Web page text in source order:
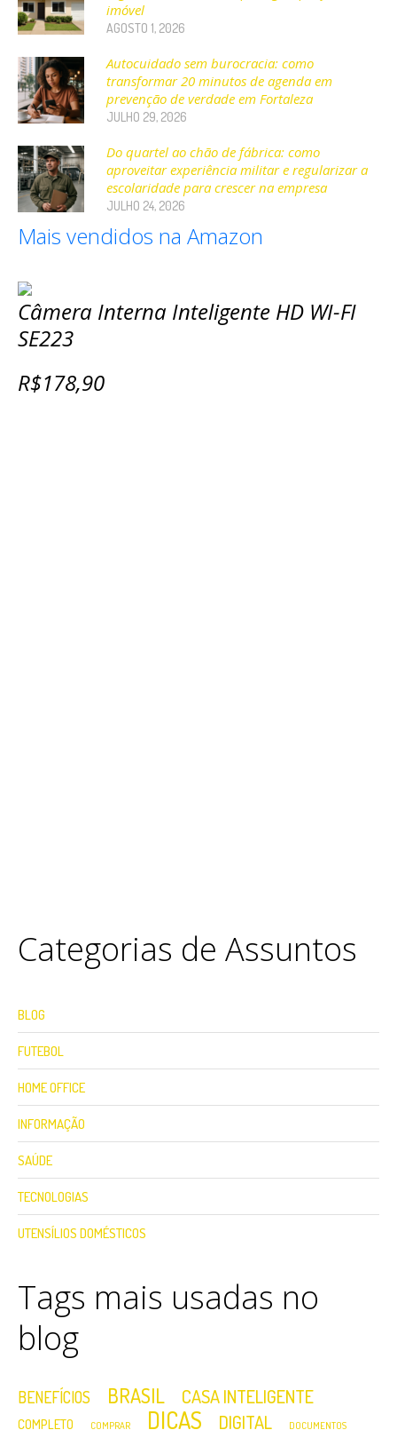
imóvel
AGOSTO 1, 2026
Autocuidado sem burocracia: como
transformar 20 minutos de agenda em
prevenção de verdade em Fortaleza
JULHO 29, 2026
Do quartel ao chão de fábrica: como
aproveitar experiência militar e regularizar a
escolaridade para crescer na empresa
JULHO 24, 2026
Mais vendidos na Amazon
Câmera Interna Inteligente HD WI-FI
SE223
R$178,90
Categorias de Assuntos
BLOG
FUTEBOL
HOME OFFICE
INFORMAÇÃO
SAÚDE
TECNOLOGIAS
UTENSÍLIOS DOMÉSTICOS
Tags mais usadas no
blog
BENEFÍCIOS BRASIL CASA INTELIGENTE
COMPLETO COMPRAR DICAS DIGITAL DOCUMENTOS